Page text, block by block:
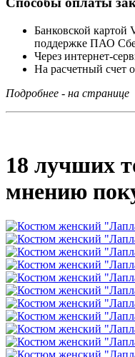
Банковской
поддержке ПАО
Через интернет-
На расчетный счет
Подробнее - на странице
18 лучших
мнению